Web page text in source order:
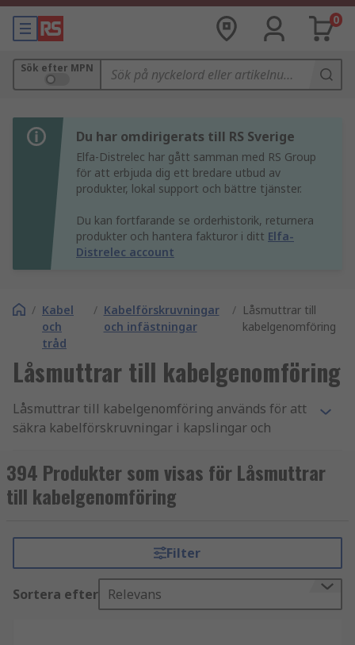
0
Sök efter MPN
Du har omdirigerats till RS Sverige
Elfa-Distrelec har gått samman med RS Group
för att erbjuda dig ett bredare utbud av
produkter, lokal support och bättre tjänster.
Du kan fortfarande se orderhistorik, returnera
produkter och hantera fakturor i ditt Elfa-
Distrelec account
/ Kabel
och
tråd
/ Kabelförskruvningar
och infästningar
/ Låsmuttrar till
kabelgenomföring
Låsmuttrar till kabelgenomföring
Låsmuttrar till kabelgenomföring används för att
säkra kabelförskruvningar i kapslingar och
stabil och säker installation där
kabelgenomföringar sitter ordentligt på plats.
olika storlekar och material, anpassade för
industriella miljöer och professionella
Fördelar med låsmuttrar
394 Produkter som visas för Låsmuttrar
till kabelgenomföring
Filter
Sortera efter Relevans